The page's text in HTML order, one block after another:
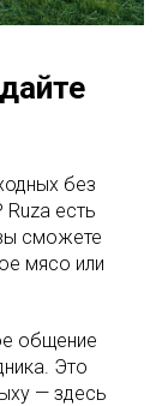
без
есть
сможете
мясо или
общение
Это
— здесь